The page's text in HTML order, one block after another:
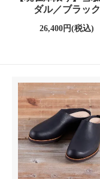
ダル／ブラック
26,400円(税込)